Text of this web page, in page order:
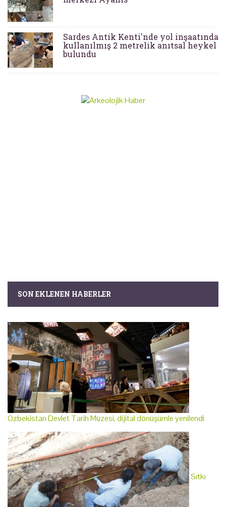
Sardes Antik Kenti'nde yol inşaatında
kullanılmış 2 metrelik anıtsal heykel
bulundu
SON EKLENEN HABERLER
Özbekistan Devlet Tarih Müzesi, dijital dönüşümle yenilendi
Sıtkı